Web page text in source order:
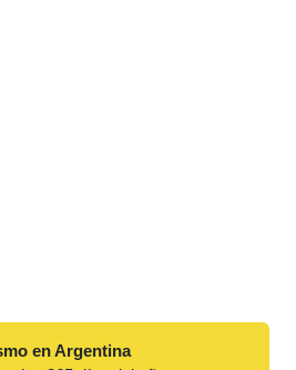
en Argentina